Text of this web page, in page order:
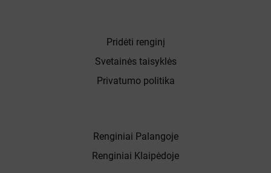
Renginiai Palangoje
Renginiai Klaipėdoje
Pridėti renginį
Svetainės taisyklės
Privatumo politika